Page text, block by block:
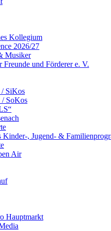
Kollegium
2026/27
Musiker
Freunde und Förderer e. V.
/ SiKos
/ SoKos
Kinder-, Jugend- &
Air
Hauptmarkt